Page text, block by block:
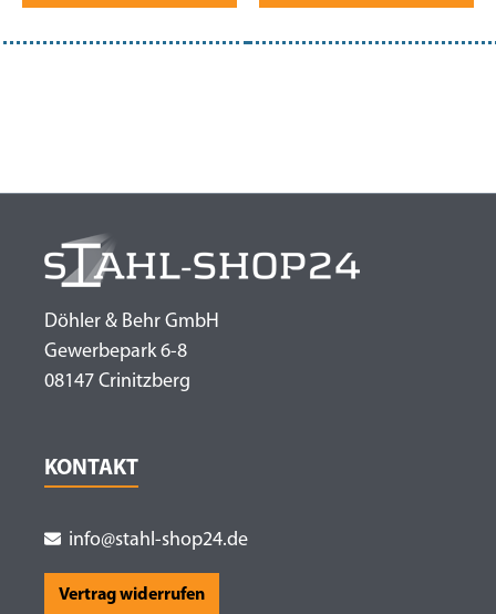
Döhler & Behr GmbH
Gewerbepark 6-8
08147 Crinitzberg
KONTAKT
info@stahl-shop24.de
Vertrag widerrufen